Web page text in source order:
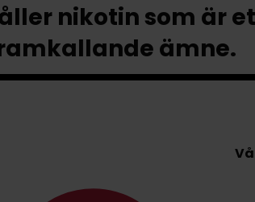
nikotin som är
ämne.